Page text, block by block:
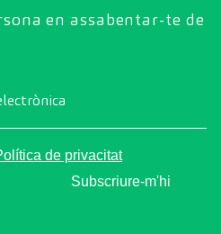
en assabentar-te de
de privacitat
Subscriure-m'hi